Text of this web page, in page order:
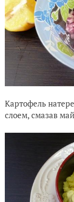
Картофель
слоем, смазав